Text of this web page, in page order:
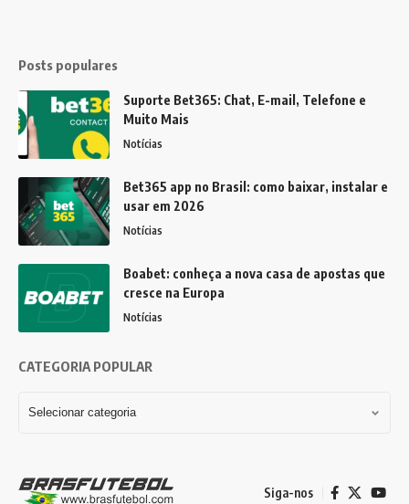
Posts populares
Suporte Bet365: Chat, E-mail, Telefone e
Muito Mais
Notícias
Bet365 app no Brasil: como baixar, instalar e
usar em 2026
Notícias
Boabet: conheça a nova casa de apostas que
cresce na Europa
Notícias
CATEGORIA POPULAR
Siga-nos